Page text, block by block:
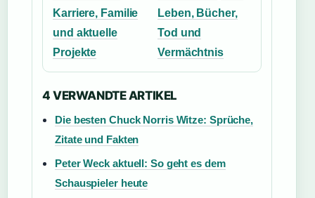
Karriere, Familie
und aktuelle
Projekte
Leben, Bücher,
Tod und
Vermächtnis
4 VERWANDTE ARTIKEL
Die besten Chuck Norris Witze: Sprüche,
Zitate und Fakten
Peter Weck aktuell: So geht es dem
Schauspieler heute